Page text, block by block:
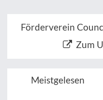
Förderverein
Zum
Meistgelesen